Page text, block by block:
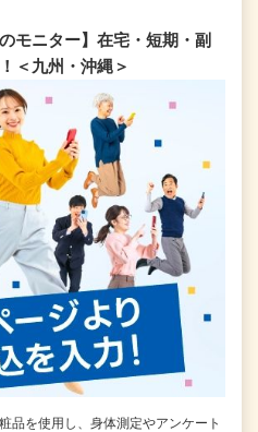
モニター】在宅・短期・副
＜九州・沖縄＞
品を使用し、身体測定やアンケート